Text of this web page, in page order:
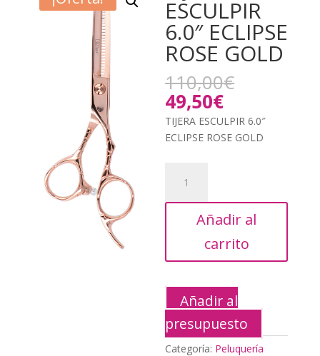
ESCULPIR
6.0″ ECLIPSE
ROSE GOLD
110,00€
original
era:
110,00€.
49,50€El
precio
actual
es:
TIJERA ESCULPIR 6.0″
ECLIPSE ROSE GOLD
ESCULPIR
6.0″
ECLIPSEAñadir al
carrito
Añadir al
presupuesto
Categoría: Peluquería